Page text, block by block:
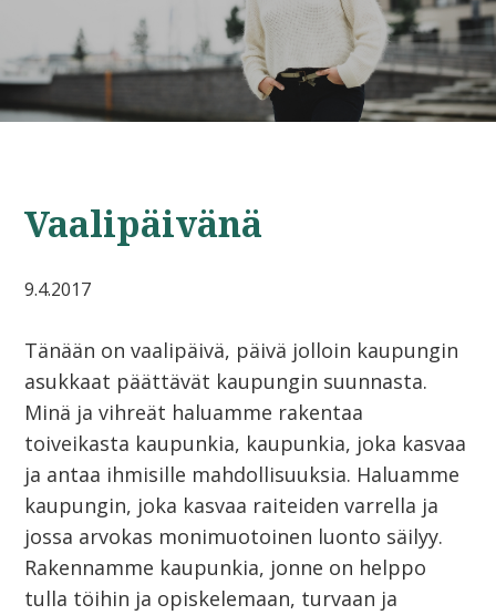
Vaalipäivänä
9.4.2017
Tänään on vaalipäivä, päivä jolloin kaupungin
asukkaat päättävät kaupungin suunnasta.
Minä ja vihreät haluamme rakentaa
toiveikasta kaupunkia, kaupunkia, joka kasvaa
ja antaa ihmisille mahdollisuuksia. Haluamme
kaupungin, joka kasvaa raiteiden varrella ja
jossa arvokas monimuotoinen luonto säilyy.
Rakennamme kaupunkia, jonne on helppo
tulla töihin ja opiskelemaan, turvaan ja